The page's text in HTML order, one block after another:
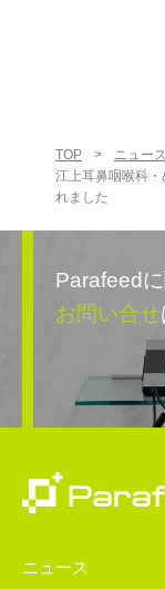
TOP > ニュース
江上耳鼻咽喉科
れました
Parafeed
お問い合せ
ニュース